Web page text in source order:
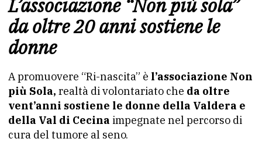
L’associazione “Non più sola”
da oltre 20 anni sostiene le
donne
A promuovere “Ri-nascita” è l’associazione Non
più Sola, realtà di volontariato che da oltre
vent’anni sostiene le donne della Valdera e
della Val di Cecina impegnate nel percorso di
cura del tumore al seno.